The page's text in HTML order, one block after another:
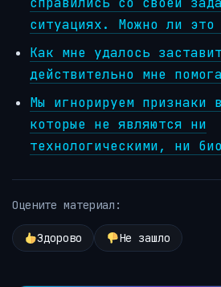
ситуациях. Можно ли это
Как мне удалось
действительно мне
Мы игнорируем признаки
которые не являются ни
технологическими, ни
Оцените материал:
Здорово Не зашло